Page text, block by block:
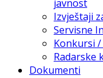
javnost
Izvještaji
Servisne
Konkursi /
Radarske
Dokumenti